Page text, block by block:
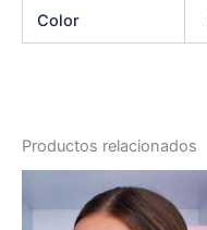
Color
Productos relacionados